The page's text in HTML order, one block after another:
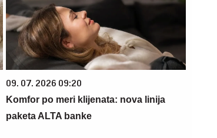
09. 07. 2026 09:20
Komfor po meri klijenata: nova linija
paketa ALTA banke